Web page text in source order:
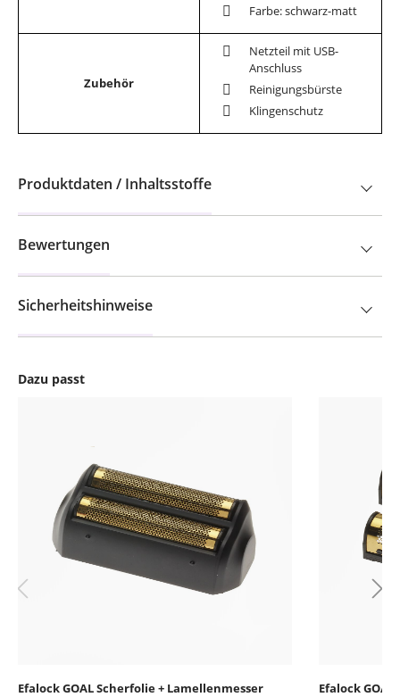
Dazu passt
Efalock GOAL Scherfolie + Lamellenmesser Efalock
Farbe: schwarz-matt
Zubehör
Netzteil mit USB-
Anschluss
Reinigungsbürste
Klingenschutz
Produktdaten / Inhaltsstoffe
Bewertungen
Sicherheitshinweise